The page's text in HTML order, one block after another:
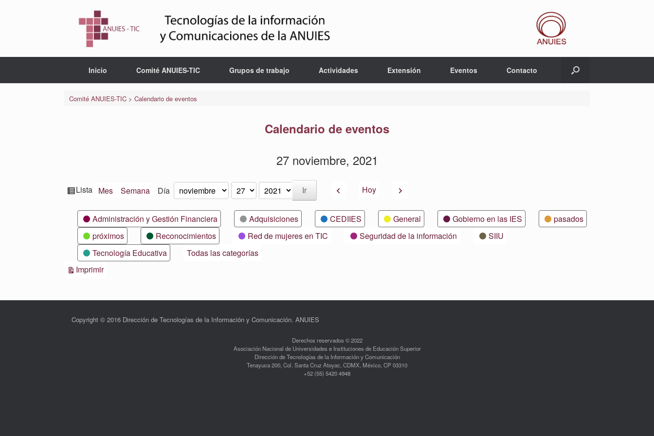
Inicio Comité ANUIES-TIC Grupos de trabajo Actividades Extensión Eventos Contacto
Comité ANUIES-TIC> Calendario de eventos
Calendario de eventos
27 noviembre, 2021
Ver
Lista Mes Semana Día Mes
Día
Año AnteriorHoy Siguiente
CategoríasAdministración y Gestión Financiera Adquisiciones CEDIIES General Gobierno en las IES
pasados
próximos
Reconocimientos Red de mujeres en TIC Seguridad de la información
SIIU
Tecnología Educativa
Todas las categorías
ImprimirVistas
Copyright © 2016 Dirección de Tecnologías de la Información y Comunicación. ANUIES
Derechos reservados © 2022
Asociación Nacional de Universidades e Instituciones de Educación Superior
Dirección de Tecnologías de la Información y Comunicación
Tenayuca 200, Col. Santa Cruz Atoyac, CDMX, México, CP 03310
+52 (55) 5420 4948